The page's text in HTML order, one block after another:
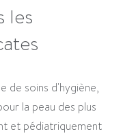
les
de soins d'hygiène,
la peau des plus
et pédiatriquement